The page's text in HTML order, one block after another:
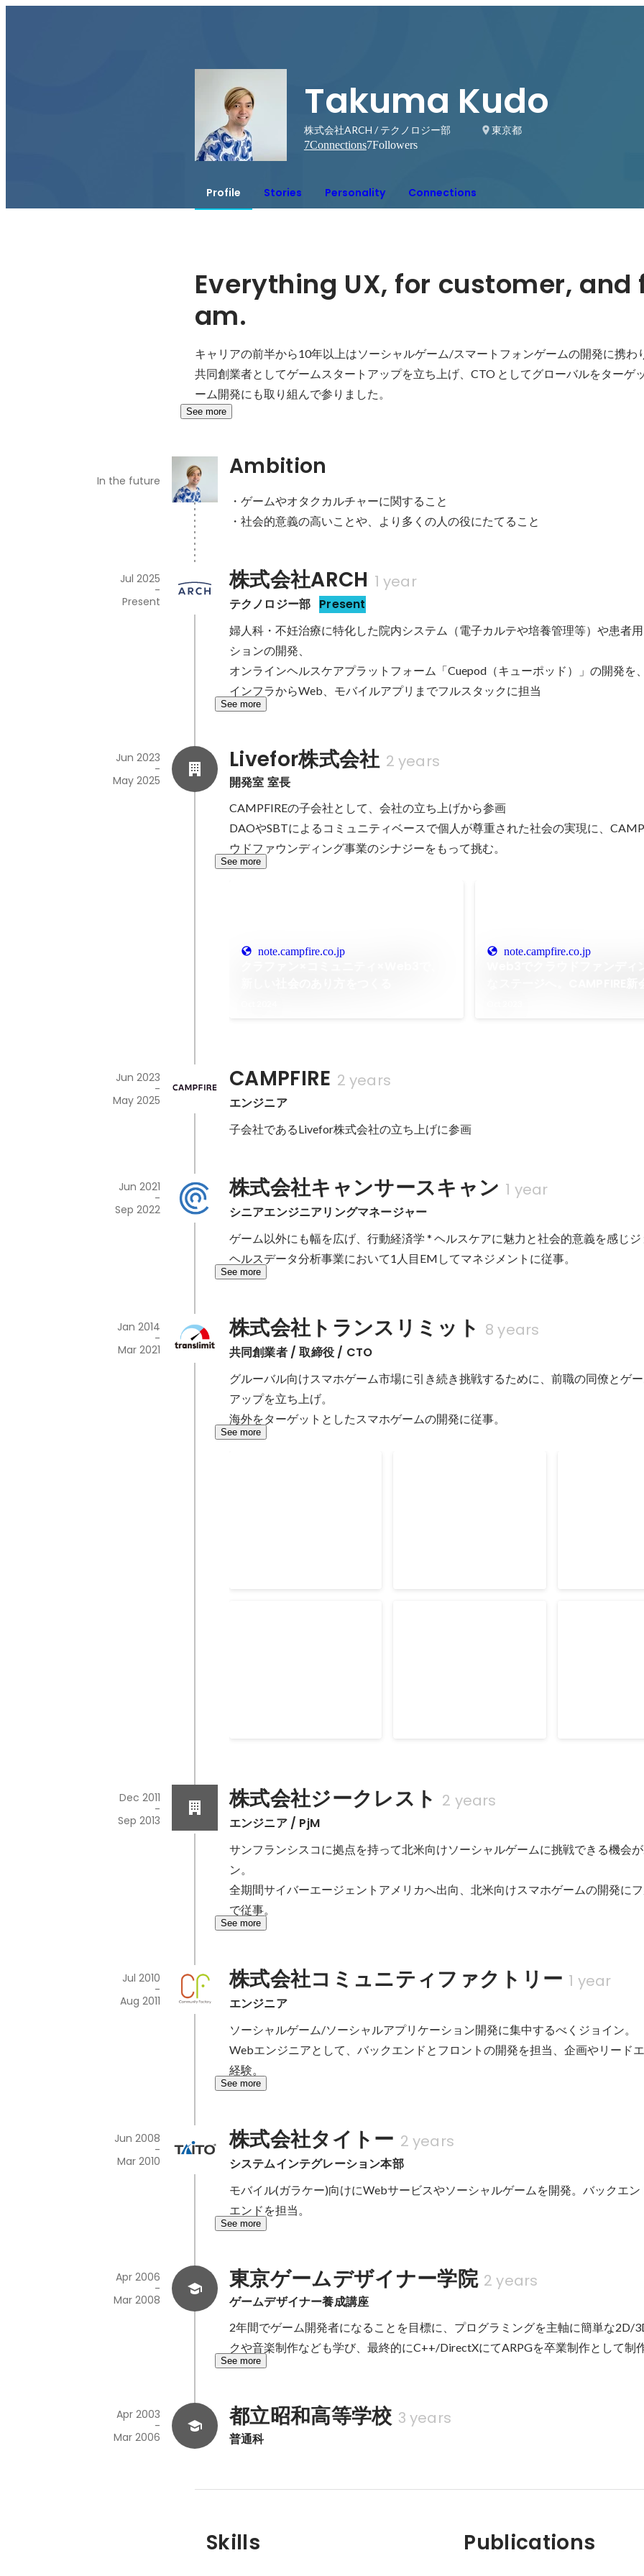
Takuma Kudo
株式会社ARCH / テクノロジー部
東京都
7Connections7Followers
Profile Stories Personality Connections
Everything UX, for customer, and
am.
キャリアの前半から10年以上はソーシャルゲーム/スマートフォンゲームの開発に携わ
共同創業者としてゲームスタートアップを立ち上げ、CTO としてグローバルをターゲ
ーム開発にも取り組んで参りました。
See more
Ambition
In the future
・ゲームやオタクカルチャーに関すること
株式会社ARCH 1 year
テクノロジー部 Present
Jul 2025
-
Present
婦人科・不妊治療に特化した院内システム（電子カルテや培養管理等）や患者
ションの開発、
オンラインヘルスケアプラットフォーム「Cuepod（キューポッド）」の開発を、
インフラからWeb、モバイルアプリまでフルスタックに担当
See more
Livefor株式会社 2 years
開発室 室長
Jun 2023
-
May 2025
CAMPFIREの子会社として、会社の立ち上げから参画
DAOやSBTによるコミュニティベースで個人が尊重された社会の実現に、
ウドファウンディング事業のシナジーをもって挑む。
See more
note.campfire.co.jp note.campfire.co.jp
CAMPFIRE 2 years
エンジニア
Jun 2023
-
May 2025
子会社であるLivefor株式会社の立ち上げに参画
株式会社キャンサースキャン 1 year
シニアエンジニアリングマネージャー
Jun 2021
-
Sep 2022
ゲーム以外にも幅を広げ、行動経済学 * ヘルスケアに魅力と社会的意義を感じジ
ヘルスデータ分析事業において1人目EMしてマネジメントに従事。
See more
株式会社トランスリミット 8 years
共同創業者 / 取締役 / CTO
Jan 2014
-
Mar 2021
グルーバル向けスマホゲーム市場に引き続き挑戦するために、前職の同僚とゲ
アップを立ち上げ。
海外をターゲットとしたスマホゲームの開発に従事。
See more
株式会社ジークレスト 2 years
エンジニア / PjM
Dec 2011
-
Sep 2013
サンフランシスコに拠点を持って北米向けソーシャルゲームに挑戦できる機会
ン。
全期間サイバーエージェントアメリカへ出向、北米向けスマホゲームの開発に
で従事。
See more
株式会社コミュニティファクトリー 1 year
エンジニア
Jul 2010
-
Aug 2011
ソーシャルゲーム/ソーシャルアプリケーション開発に集中するべくジョイン。
Webエンジニアとして、バックエンドとフロントの開発を担当、企画やリード
経験。
See more
株式会社タイトー 2 years
システムインテグレーション本部
Jun 2008
-
Mar 2010
モバイル(ガラケー)向けにWebサービスやソーシャルゲームを開発。バックエン
エンドを担当。
See more
東京ゲームデザイナー学院 2 years
ゲームデザイナー養成講座
Apr 2006
-
Mar 2008
2年間でゲーム開発者になることを目標に、プログラミングを主軸に簡単な2D/
クや音楽制作なども学び、最終的にC++/DirectXにてARPGを卒業制作として制
See more
都立昭和高等学校 3 years
普通科
Apr 2003
-
Mar 2006
Skills Publications